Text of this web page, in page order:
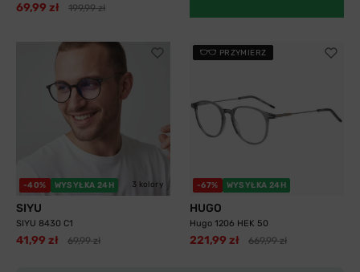
69,99 zł 199,99 zł
-40% WYSYŁKA 24H 3 kolory
SIYU
SIYU 8430 C1
41,99 zł 69,99 zł
PRZYMIERZ
-67% WYSYŁKA 24H
HUGO
Hugo 1206 HEK 50
221,99 zł 669,99 zł